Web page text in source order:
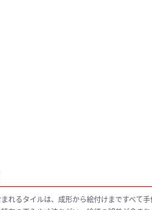
れるタイルは、成形から絵付けまですべて